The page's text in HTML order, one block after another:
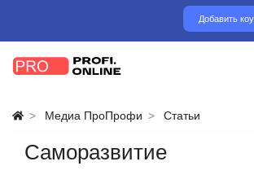
Добавить
Медиа ПроПрофи Статьи
Саморазвитие